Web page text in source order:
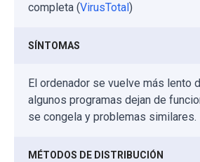
completa (VirusTotal )
SÍNTOMAS
El ordenador se vuelve más lento
algunos programas dejan de
se congela y problemas similares.
MÉTODOS DE DISTRIBUCIÓN